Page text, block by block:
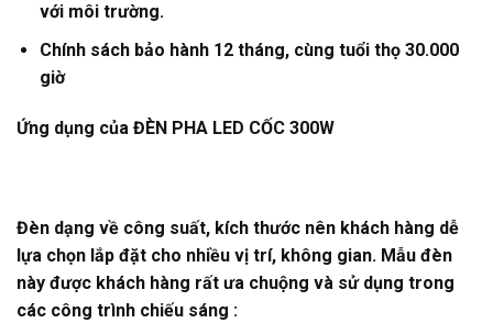
với môi trường.
Chính sách bảo hành 12tháng, cùng tuổi thọ 30.000
giờ
Ứng dụng của ĐÈN PHA LED CỐC 300W
Đèn dạng về công suất, kích thước nên khách hàng dễ
lựa chọn lắp đặt cho nhiều vị trí, không gian. Mẫu đèn
này được khách hàng rất ưa chuộng và sử dụng trong
các công trình chiếu sáng :